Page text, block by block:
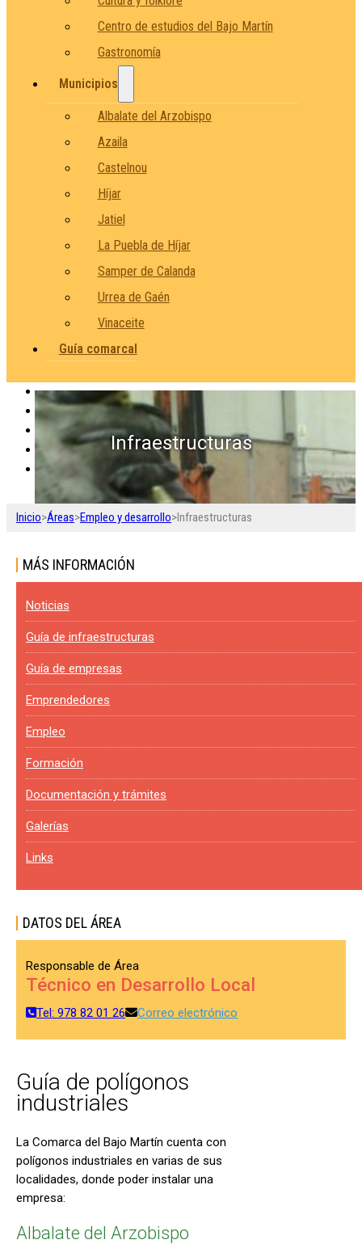
Centro de estudios del Bajo Martín
Gastronomía
Municipios
Albalate del Arzobispo
Azaila
Castelnou
Híjar
Jatiel
La Puebla de Híjar
Samper de Calanda
Urrea de Gaén
Vinaceite
Guía comarcal
Infraestructuras
Inicio>Áreas>Empleo y desarrollo>Infraestructuras
MÁS INFORMACIÓN
Noticias
Guía de infraestructuras
Guía de empresas
Emprendedores
Empleo
Formación
Documentación y trámites
Galerías
Links
DATOS DEL ÁREA
Responsable de Área
Técnico en Desarrollo Local
Tel: 978 82 01 26 Correo electrónico
Guía de polígonos
industriales
La Comarca del Bajo Martín cuenta con
polígonos industriales en varias de sus
localidades, donde poder instalar una
empresa:
Albalate del Arzobispo